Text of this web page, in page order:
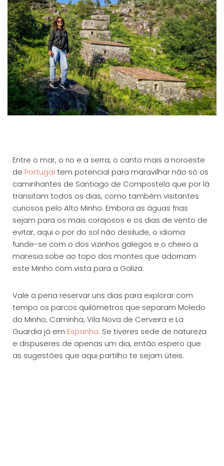
Entre o mar, o rio e a serra, o canto mais a noroeste
de Portugal tem potencial para maravilhar não só os
caminhantes de Santiago de Compostela que por lá
transitam todos os dias, como também visitantes
curiosos pelo Alto Minho. Embora as águas frias
sejam para os mais corajosos e os dias de vento de
evitar, aqui o por do sol não desilude, o idioma
funde-se com o dos vizinhos galegos e o cheiro a
maresia sobe ao topo dos montes que adornam
este Minho com vista para a Galiza.
Vale a pena reservar uns dias para explorar com
tempo os parcos quilómetros que separam Moledo
do Minho, Caminha, Vila Nova de Cerveira e La
Guardia já em Espanha. Se tiveres sede de natureza
e dispuseres de apenas um dia, então espero que
as sugestões que aqui partilho te sejam úteis.